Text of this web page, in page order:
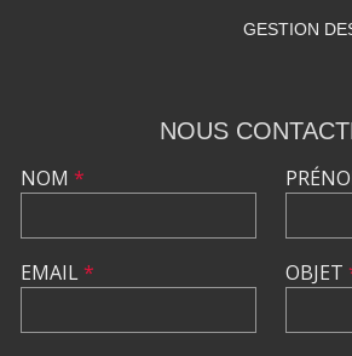
GESTION
NOUS
NOM *
EMAIL* OBJET